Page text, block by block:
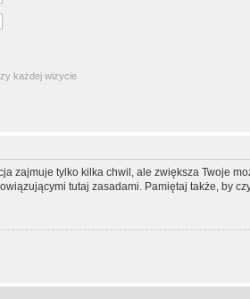
każdej wizycie
zajmuje tylko kilka chwil, ale zwiększa Twoje
tutaj zasadami. Pamiętaj także, by